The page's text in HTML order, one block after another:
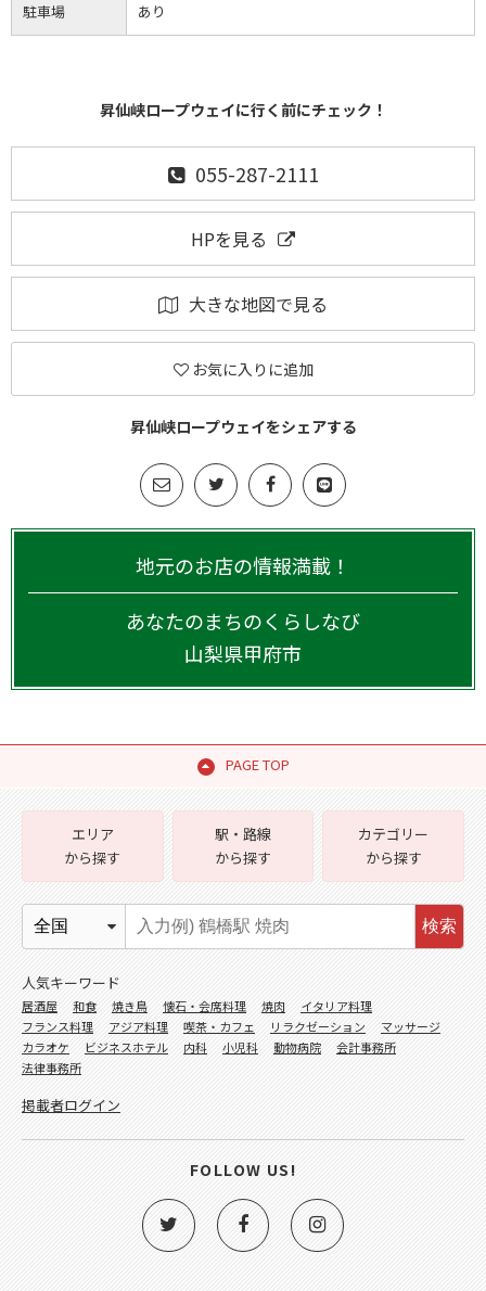
駐車場 あり
昇仙峡ロープウェイに行く前にチェック！
055-287-2111
HPを見る
大きな地図で見る
お気に入りに追加
昇仙峡ロープウェイをシェアする
地元のお店の情報満載！
あなたのまちのくらしなび
山梨県甲府市
PAGE TOP
エリア
から探す
駅・路線
から探す
カテゴリー
から探す
検索
人気キーワード
居酒屋 和食 焼き鳥 懐石・会席料理 焼肉
イタリア料理
フランス料理
アジア料理 喫茶・カフェ リラクゼーション
マッサージ
カラオケ
ビジネスホテル 内科 小児科 動物病院
会計事務所
法律事務所
掲載者ログイン
FOLLOW US!